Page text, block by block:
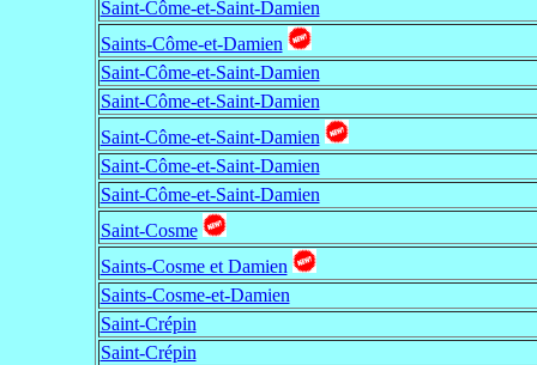
Saint-Côme-et-Saint-Damien
Saints-Côme-et-Damien
Saint-Côme-et-Saint-Damien
Saint-Côme-et-Saint-Damien
Saint-Côme-et-Saint-Damien
Saint-Côme-et-Saint-Damien
Saint-Côme-et-Saint-Damien
Saint-Cosme
Saints-Cosme et Damien
Saints-Cosme-et-Damien
Saint-Crépin
Saint-Crépin